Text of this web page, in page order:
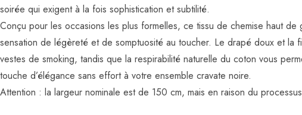
soirée qui exigent à la fois sophistication et subtilité.
Conçu pour les occasions les plus formelles, ce tissu de chemise haut
sensation de légèreté et de somptuosité au toucher. Le drapé doux et la
vestes de smoking, tandis que la respirabilité naturelle du coton vous
touche d’élégance sans effort à votre ensemble cravate noire.
Attention : la largeur nominale est de 150 cm, mais en raison du